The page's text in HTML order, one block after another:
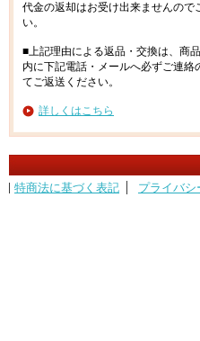
代金の返却はお受け出来ませんので
い。
■上記理由による返品・交換は、商
内に下記電話・メールへ必ずご連絡
てご返送ください。
詳しくはこちら
特商法に基づく表記 プライバシ